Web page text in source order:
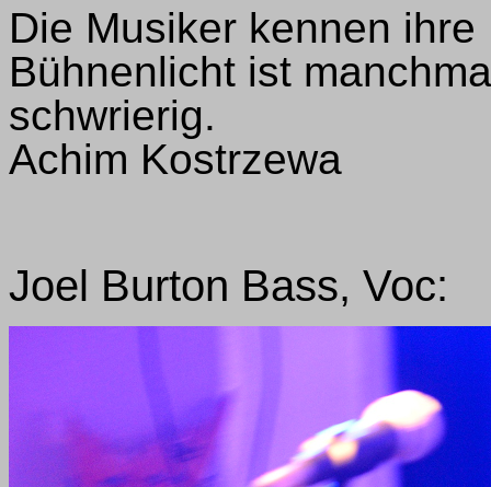
Die Musiker kennen
Bühnenlicht ist
Achim Kostrzewa
Joel Burton Bass, Voc: